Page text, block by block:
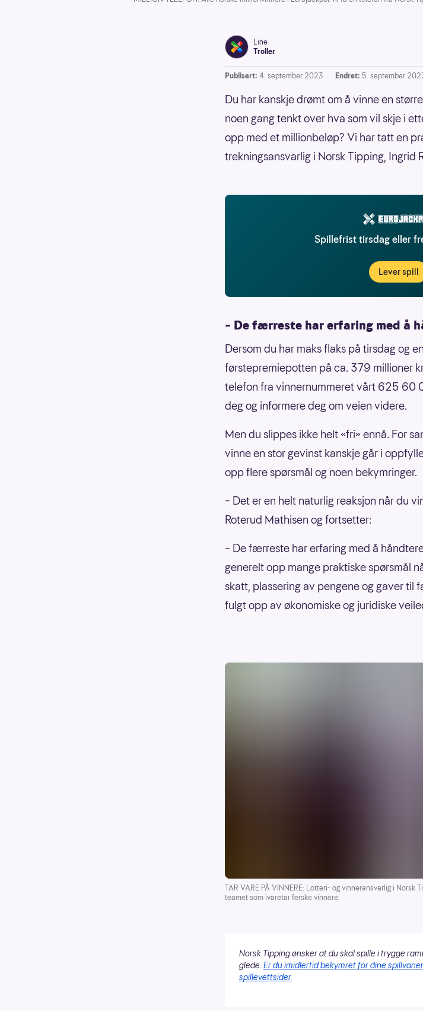
Line
Troller
Publisert: 4. september 2023 Endret: 5. september
Du har kanskje drømt om å vinne en
noen gang tenkt over hva som vil skje i
opp med et millionbeløp? Vi har tatt en
trekningsansvarlig i Norsk Tipping, Ingrid
Spillefrist tirsdag eller
Lever spill
– De færreste har erfaring med å
Dersom du har maks flaks på tirsdag og
førstepremiepotten på ca. 379 millioner
telefon fra vinnernummeret vårt 625 60
deg og informere deg om veien videre.
Men du slippes ikke helt «fri» ennå. For
vinne en stor gevinst kanskje går i
opp flere spørsmål og noen bekymringer.
– Det er en helt naturlig reaksjon når du
Roterud Mathisen og fortsetter:
– De færreste har erfaring med å
generelt opp mange praktiske spørsmål
skatt, plassering av pengene og gaver til
fulgt opp av økonomiske og juridiske
TAR VARE PÅ VINNERE: Lotteri- og vinneransvarlig i Norsk
teamet som ivaretar ferske vinnere.
Norsk Tipping ønsker at du skal spille i trygge
glede. Er du imidlertid bekymret for dine
spillevettsider.